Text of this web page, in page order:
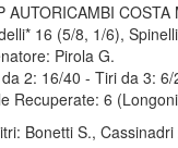
AUTORICAMBI
16 (5/8, 1/6),
Pirola G.
2: 16/40 - Tiri da 3:
Recuperate: 6
Bonetti S., Cassinadri